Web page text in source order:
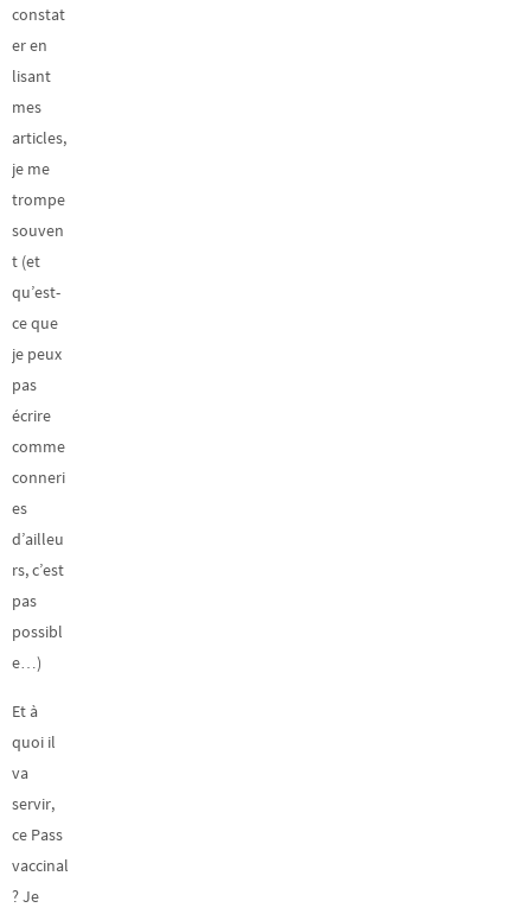
constat
er en
lisant
mes
articles,
je me
trompe
souven
t (et
qu’est-
ce que
je peux
pas
écrire
comme
conneri
es
d’ailleu
rs, c’est
pas
possibl
e…)
Et à
quoi il
va
servir,
ce Pass
vaccinal
? Je